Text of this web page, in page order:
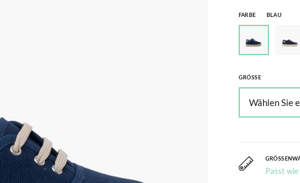
FARBE BLAU
GRÖSSE
Passt